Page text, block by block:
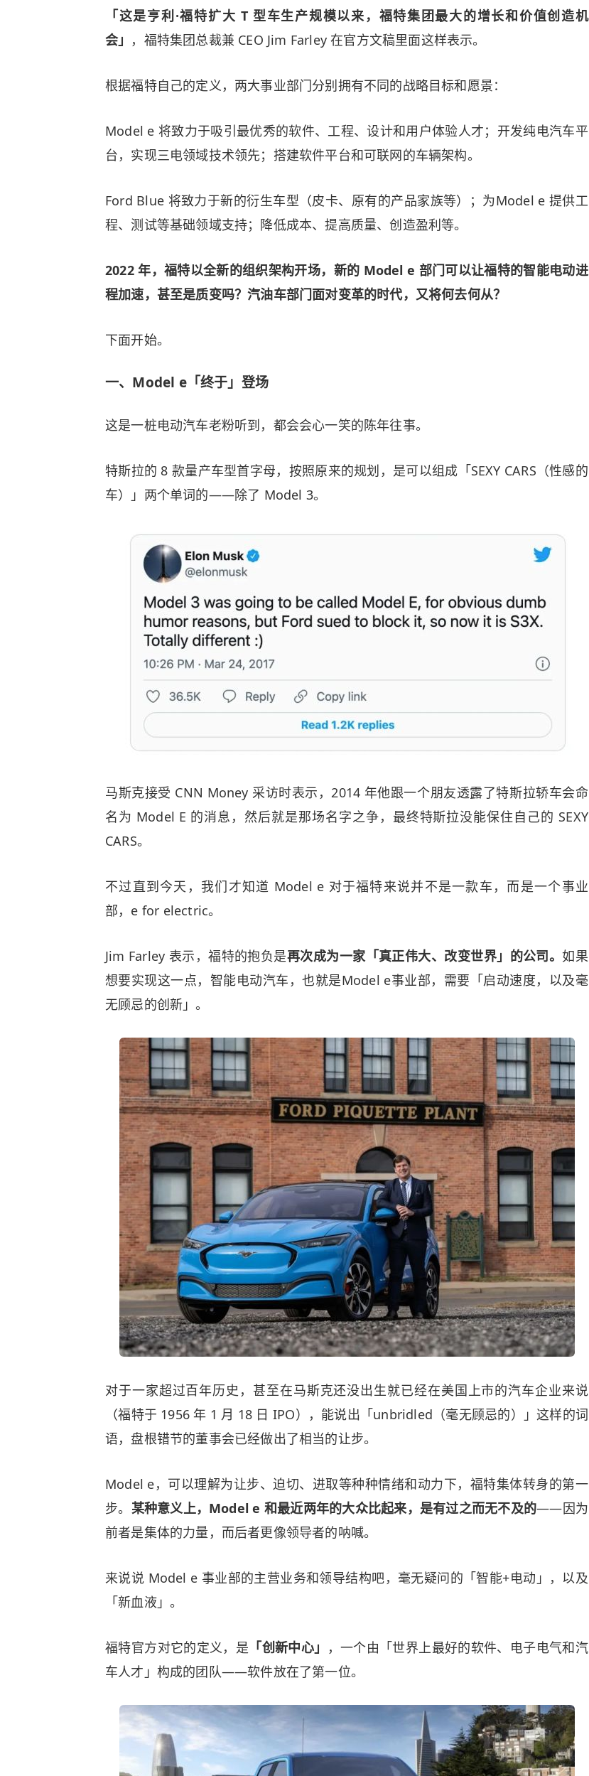
「这是亨利·福特扩大 T 型车生产规模以来，福特集团最大的增长和价值创造机
会」 ，福特集团总裁兼 CEO Jim Farley 在官方文稿里面这样表示。
根据福特自己的定义，两大事业部门分别拥有不同的战略目标和愿景：
Model e 将致力于吸引最优秀的软件、工程、设计和用户体验人才；开发纯电汽车平
台，实现三电领域技术领先；搭建软件平台和可联网的车辆架构。
Ford Blue 将致力于新的衍生车型（皮卡、原有的产品家族等）；为Model e 提供工
程、测试等基础领域支持；降低成本、提高质量、创造盈利等。
2022 年，福特以全新的组织架构开场，新的 Model e 部门可以让福特的智能电动进
程加速，甚至是质变吗？汽油车部门面对变革的时代，又将何去何从？
下面开始。
一、Model e「终于」登场
这是一桩电动汽车老粉听到，都会会心一笑的陈年往事。
特斯拉的 8 款量产车型首字母，按照原来的规划，是可以组成「SEXY CARS（性感的
车）」两个单词的——除了 Model 3。
马斯克接受 CNN Money 采访时表示，2014 年他跟一个朋友透露了特斯拉轿车会命
名为 Model E 的消息，然后就是那场名字之争，最终特斯拉没能保住自己的 SEXY
CARS。
不过直到今天，我们才知道 Model e 对于福特来说并不是一款车，而是一个事业
部，e for electric。
Jim Farley 表示，福特的抱负是再次成为一家「真正伟大、改变世界」的公司。如果
想要实现这一点，智能电动汽车，也就是Model e事业部，需要「启动速度，以及毫
无顾忌的创新」。
对于一家超过百年历史，甚至在马斯克还没出生就已经在美国上市的汽车企业来说
（福特于 1956 年 1 月 18 日 IPO），能说出「unbridled（毫无顾忌的）」这样的词
语，盘根错节的董事会已经做出了相当的让步。
Model e，可以理解为让步、迫切、进取等种种情绪和动力下，福特集体转身的第一
步。 某种意义上，Model e 和最近两年的大众比起来，是有过之而无不及的——因为
前者是集体的力量，而后者更像领导者的呐喊。
来说说 Model e 事业部的主营业务和领导结构吧，毫无疑问的「智能+电动」，以及
「新血液」。
福特官方对它的定义，是 「创新中心」
，一个由「世界上最好的软件、电子电气和汽
车人才」构成的团队——软件放在了第一位。